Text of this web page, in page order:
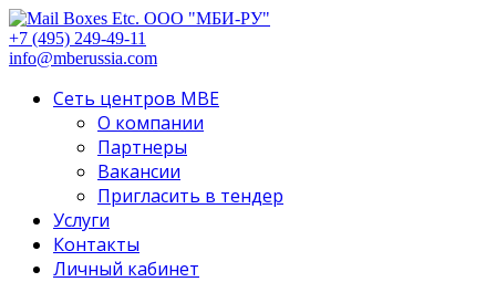
+7 (495) 249-49-11
info@mberussia.com
Сеть центров MBE
О компании
Партнеры
Вакансии
Пригласить в тендер
Услуги
Контакты
Личный кабинет